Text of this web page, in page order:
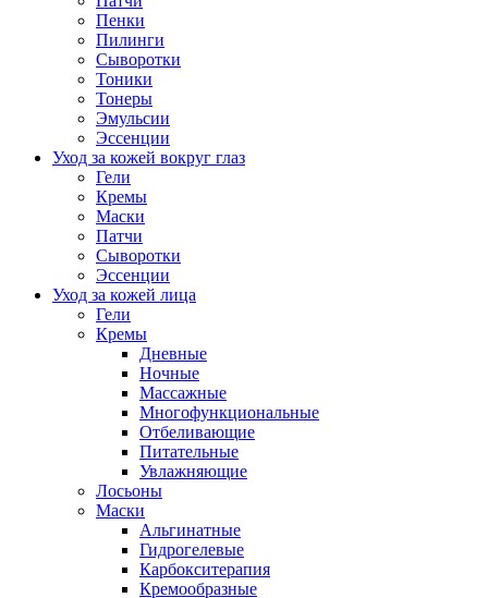
Пенки
Пилинги
Сыворотки
Тоники
Тонеры
Эмульсии
Эссенции
Уход за кожей вокруг глаз
Гели
Кремы
Маски
Патчи
Сыворотки
Эссенции
Уход за кожей лица
Гели
Кремы
Дневные
Ночные
Массажные
Многофункциональные
Отбеливающие
Питательные
Увлажняющие
Лосьоны
Маски
Альгинатные
Гидрогелевые
Карбокситерапия
Кремообразные